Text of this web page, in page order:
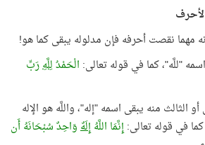
مهما نقصت أحرفه فإن مدلوله يبقى كما هو!
"للَّه"، كما في قوله تعالى: الْحَمْدُلِلَّهِرَبِّ
الثالث منه يبقى اسمه "إله"، واللَّه هو الإله
كما في قوله تعالى:إِنَّمَا اللَّهُإِلَهٌوَاحِدٌ سُبْحَانَهُ أَن